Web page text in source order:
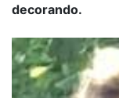
decorando.